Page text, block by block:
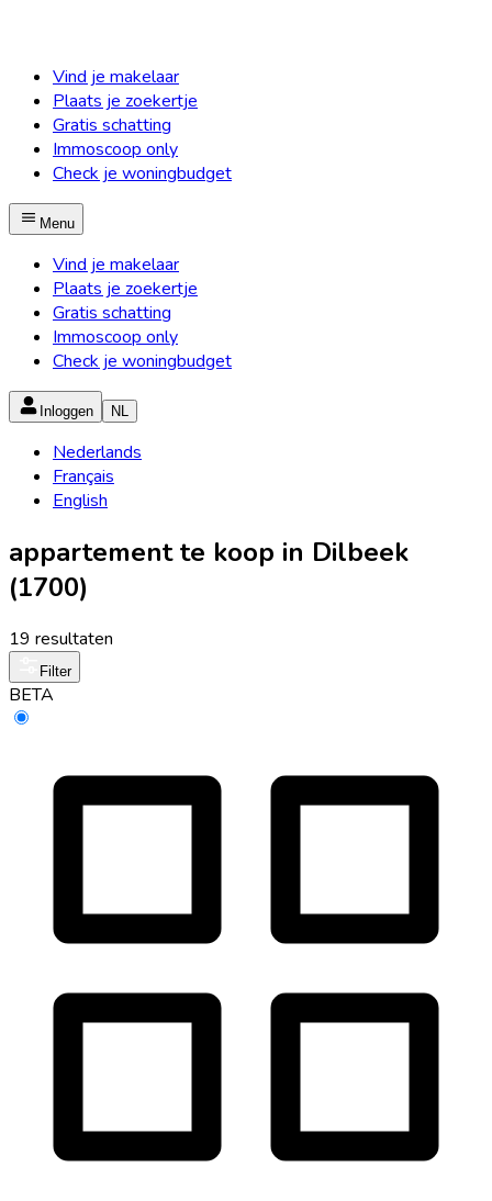
Vind je makelaar
Plaats je zoekertje
Gratis schatting
Immoscoop only
Check je woningbudget
Menu
Vind je makelaar
Plaats je zoekertje
Gratis schatting
Immoscoop only
Check je woningbudget
Inloggen NL
Nederlands
Français
English
appartement te koop in Dilbeek
(1700)
19 resultaten
Filter
BETA